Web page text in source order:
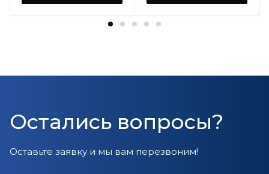
Остались вопросы?
Оставьте заявку и мы вам перезвоним!